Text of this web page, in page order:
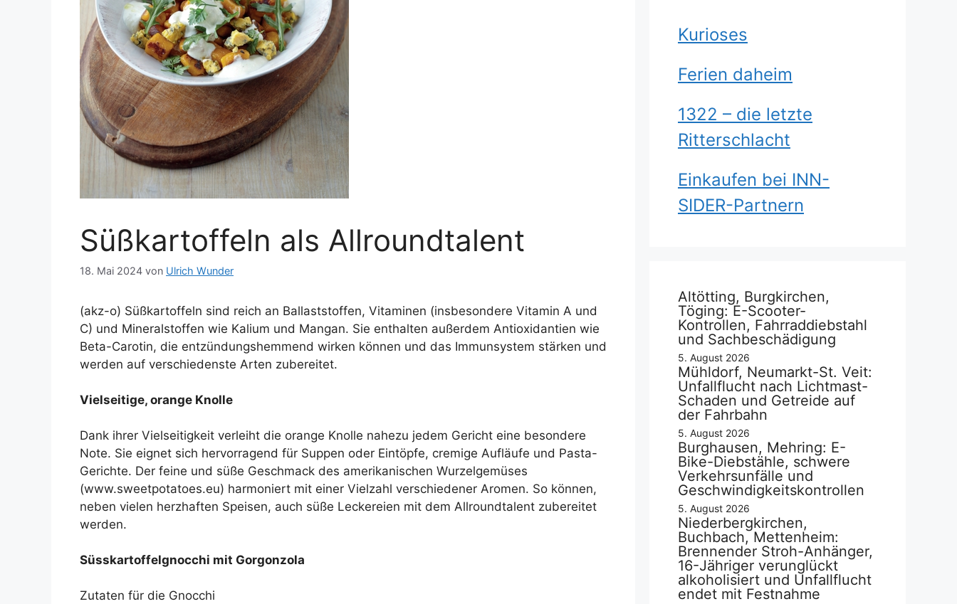
Süßkartoffeln als Allroundtalent
18. Mai 2024 von Ulrich Wunder
(akz-o) Süßkartoffeln sind reich an Ballaststoffen, Vitaminen (insbesondere Vitamin A und
C) und Mineralstoffen wie Kalium und Mangan. Sie enthalten außerdem Antioxidantien wie
Beta-Carotin, die entzündungshemmend wirken können und das Immunsystem stärken und
werden auf verschiedenste Arten zubereitet.
Vielseitige, orange Knolle
Dank ihrer Vielseitigkeit verleiht die orange Knolle nahezu jedem Gericht eine besondere
Note. Sie eignet sich hervorragend für Suppen oder Eintöpfe, cremige Aufläufe und Pasta-
Gerichte. Der feine und süße Geschmack des amerikanischen Wurzelgemüses
(www.sweetpotatoes.eu) harmoniert mit einer Vielzahl verschiedener Aromen. So können,
neben vielen herzhaften Speisen, auch süße Leckereien mit dem Allroundtalent zubereitet
werden.
Süsskartoffelgnocchi mit Gorgonzola
Zutaten für die Gnocchi
Kurioses
Ferien daheim
1322 – die letzte
Ritterschlacht
Einkaufen bei INN-
SIDER-Partnern
Altötting, Burgkirchen,
Töging: E-Scooter-
Kontrollen, Fahrraddiebstahl
und Sachbeschädigung
5. August 2026
Mühldorf, Neumarkt-St. Veit:
Unfallflucht nach Lichtmast-
Schaden und Getreide auf
der Fahrbahn
5. August 2026
Burghausen, Mehring: E-
Bike-Diebstähle, schwere
Verkehrsunfälle und
Geschwindigkeitskontrollen
5. August 2026
Niederbergkirchen,
Buchbach, Mettenheim:
Brennender Stroh-Anhänger,
16-Jähriger verunglückt
alkoholisiert und Unfallflucht
endet mit Festnahme